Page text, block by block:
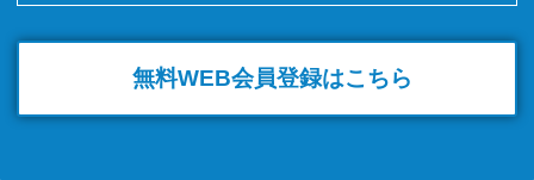
無料WEB会員登録はこちら